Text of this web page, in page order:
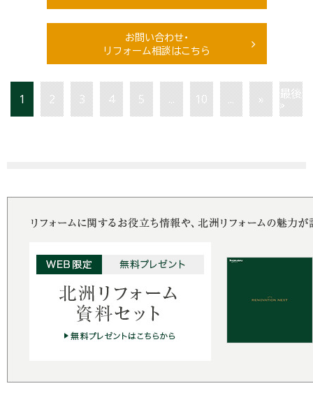
お問い合わせ・
リフォーム相談はこちら
1 2 3 4 5 ... 10 ... » 最後
»